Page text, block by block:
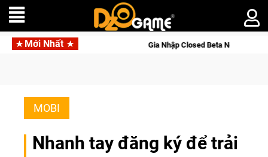
Mới Nhất Gia Nhập Closed Beta Norse Saga: Cửu Giới Thức
MOBI
Nhanh tay đăng ký để trải